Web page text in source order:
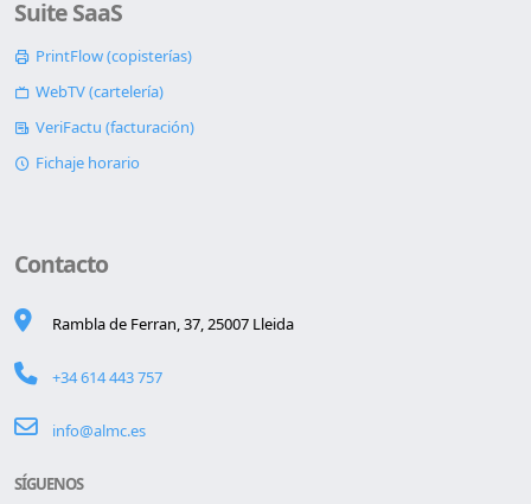
Suite SaaS
PrintFlow (copisterías)
WebTV (cartelería)
VeriFactu (facturación)
Fichaje horario
Contacto
Rambla de Ferran, 37, 25007 Lleida
+34 614 443 757
info@almc.es
SÍGUENOS